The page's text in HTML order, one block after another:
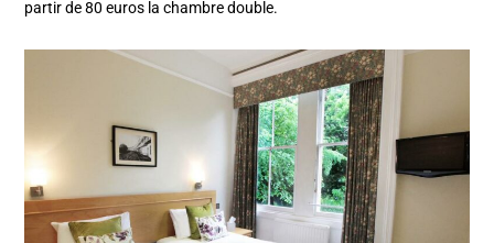
partir de 80 euros la chambre double.